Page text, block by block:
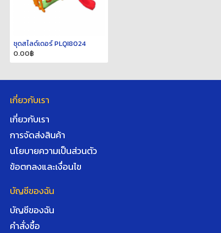
ชุดสไลด์เดอร์ PLQI8024
0.00฿
เกี่ยวกับเรา
เกี่ยวกับเรา
การจัดส่งสินค้า
นโยบายความเป็นส่วนตัว
ข้อตกลงและเงื่อนไข
บัญชีของฉัน
บัญชีของฉัน
คำสั่งซื้อ